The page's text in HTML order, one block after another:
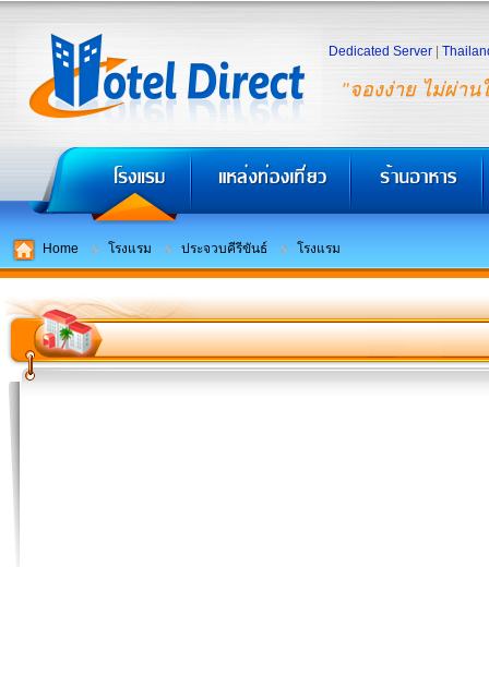
"จองง่าย ไม่ผ่าน
Dedicated Server
Home โรงแรม ประจวบคีรีขันธ์ โรงแรม